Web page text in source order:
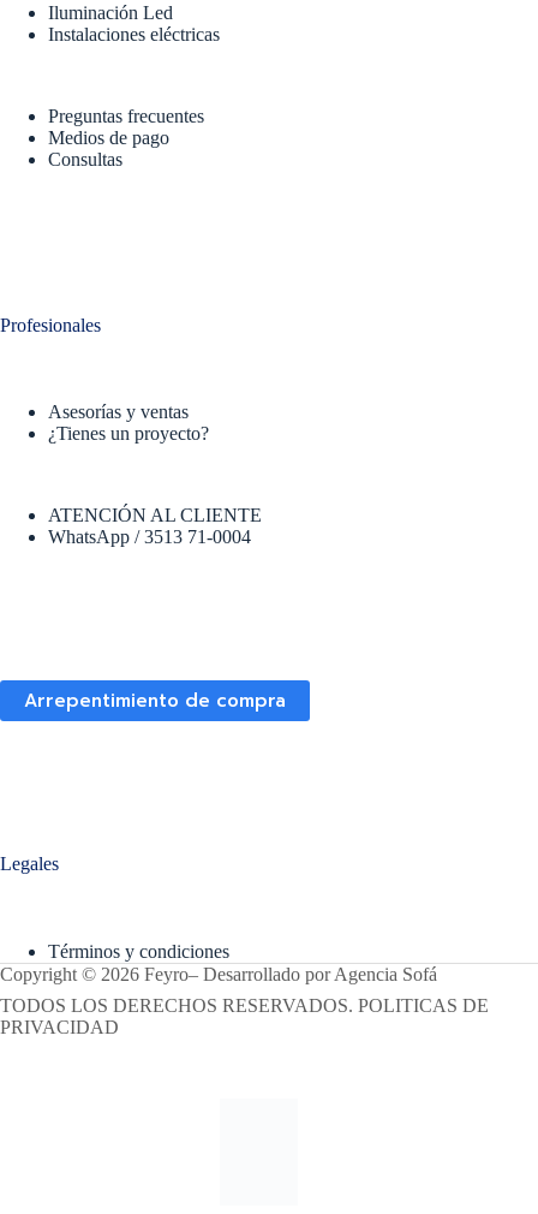
Iluminación Led
Instalaciones eléctricas
Preguntas frecuentes
Medios de pago
Consultas
Profesionales
Asesorías y ventas
¿Tienes un proyecto?
ATENCIÓN AL CLIENTE
WhatsApp / 3513 71-0004
Arrepentimiento de compra
Legales
Términos y condiciones
Copyright © 2026 Feyro– Desarrollado porAgencia Sofá
TODOS LOS DERECHOS RESERVADOS. POLITICAS DE
PRIVACIDAD